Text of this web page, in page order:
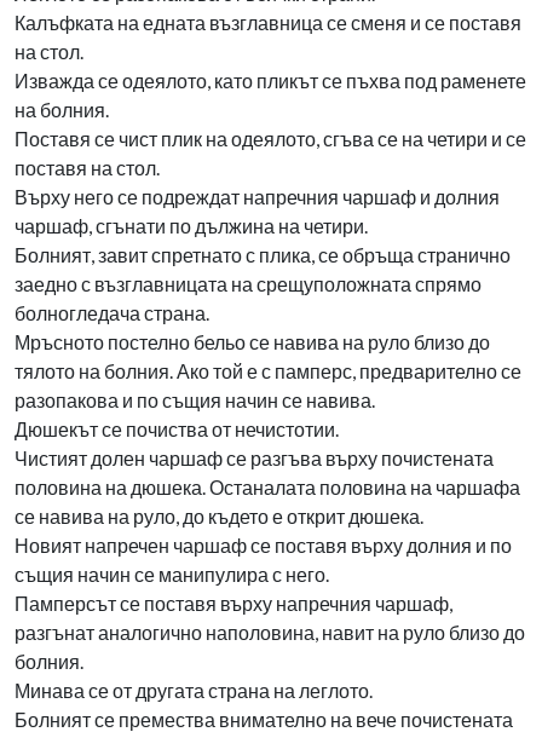
Калъфката на едната възглавница се сменя и се поставя
на стол.
Изважда се одеялото, като пликът се пъхва под раменете
на болния.
Поставя се чист плик на одеялото, сгъва се на четири и се
поставя на стол.
Върху него се подреждат напречния чаршаф и долния
чаршаф, сгънати по дължина на четири.
Болният, завит спретнато с плика, се обръща странично
заедно с възглавницата на срещуположната спрямо
болногледача страна.
Мръсното постелно бельо се навива на руло близо до
тялото на болния. Ако той е с памперс, предварително се
разопакова и по същия начин се навива.
Дюшекът се почиства от нечистотии.
Чистият долен чаршаф се разгъва върху почистената
половина на дюшека. Останалата половина на чаршафа
се навива на руло, до където е открит дюшека.
Новият напречен чаршаф се поставя върху долния и по
същия начин се манипулира с него.
Памперсът се поставя върху напречния чаршаф,
разгънат аналогично наполовина, навит на руло близо до
болния.
Минава се от другата страна на леглото.
Болният се премества внимателно на вече почистената